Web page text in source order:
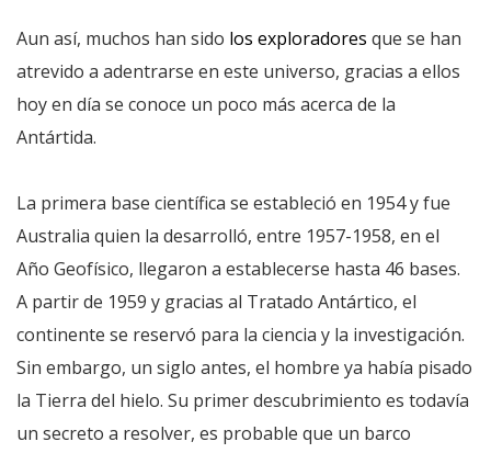
Aun así, muchos han sido los exploradores que se han
atrevido a adentrarse en este universo, gracias a ellos
hoy en día se conoce un poco más acerca de la
Antártida.
La primera base científica se estableció en 1954 y fue
Australia quien la desarrolló, entre 1957-1958, en el
Año Geofísico, llegaron a establecerse hasta 46 bases.
A partir de 1959 y gracias al Tratado Antártico, el
continente se reservó para la ciencia y la investigación.
Sin embargo, un siglo antes, el hombre ya había pisado
la Tierra del hielo. Su primer descubrimiento es todavía
un secreto a resolver, es probable que un barco